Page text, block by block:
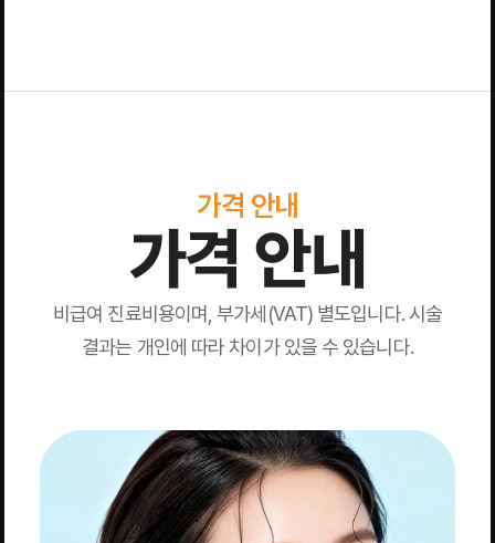
가격 안내
가격 안내
비급여 진료비용이며, 부가세(VAT) 별도입니다. 시술
결과는 개인에 따라 차이가 있을 수 있습니다.